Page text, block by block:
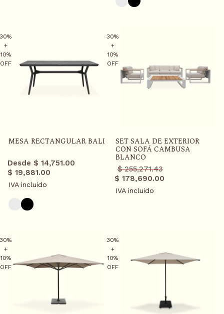
MESA RECTANGULAR BALI
Desde $ 14,751.00
$ 19,881.00
IVA incluido
30%
+
10%
OFF
SET SALA DE EXTERIOR
CON SOFÁ CAMBUSA
BLANCO
Precio
regular
$ 255,271.43
$ 178,690.00
Precio
promo
IVA incluido
30%
+
10%
OFF
30%
+
10%
OFF
30%
+
10%
OFF